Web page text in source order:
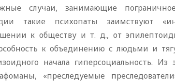
случаи, занимающие
такие психопаты заимствуют
к обществу и т. д., от
к объединению с людьми и
начала гиперсоциальность. Из
«преследуемые